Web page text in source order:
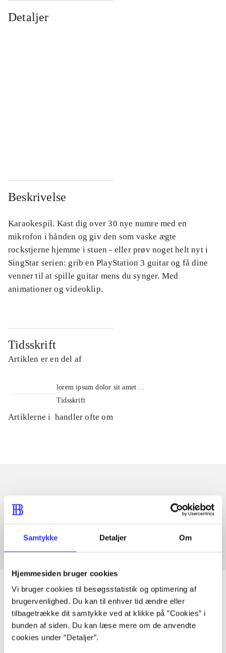
Samtykke Detaljer Om
Hjemmesiden bruger cookies
Vi bruger cookies til besøgsstatistik og optimering af
brugervenlighed. Du kan til enhver tid ændre eller
tilbagetrække dit samtykke ved at klikke på ”Cookies” i
bunden af siden. Du kan læse mere om de anvendte
cookies under ”Detaljer”.
Detaljer
Beskrivelse
Karaokespil. Kast dig over 30 nye numre med en
mikrofon i hånden og giv den som vaske ægte
rockstjerne hjemme i stuen - eller prøv noget helt nyt i
SingStar serien: grib en PlayStation 3 guitar og få dine
venner til at spille guitar mens du synger. Med
animationer og videoklip.
Tidsskrift
Artiklen er en del af
lorem ipsum dolor sit amet ...
Tidsskrift
Artiklerne i handler ofte om
Artikler med samme emner
Fra
Artikler
Alle registrerede artikler fordelt på udgivelser